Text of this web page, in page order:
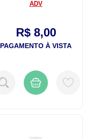
ADV
R$ 8,00
PAGAMENTO À VISTA